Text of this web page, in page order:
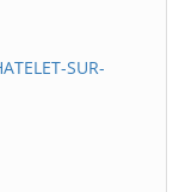
SUR-